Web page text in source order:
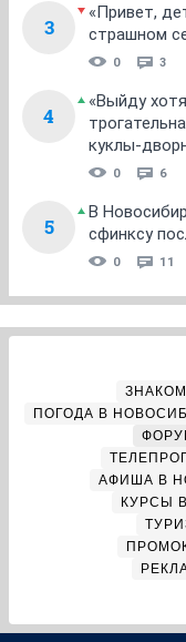
3
«Привет,
страшном
0 3
4
«Выйду
куклы-
0 6
5
В
сфинксу
0 11
ПОГОДА В
АФИША В
КУРСЫ